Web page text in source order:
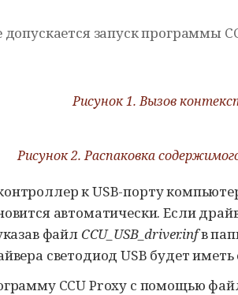
допускается запуск программы
Рисунок 1. Вызов
Рисунок 2. Распаковка
к USB-порту
автоматически. Если
файл CCU_USB_driver.infв
светодиод USB будет
CCU Proxy с помощью